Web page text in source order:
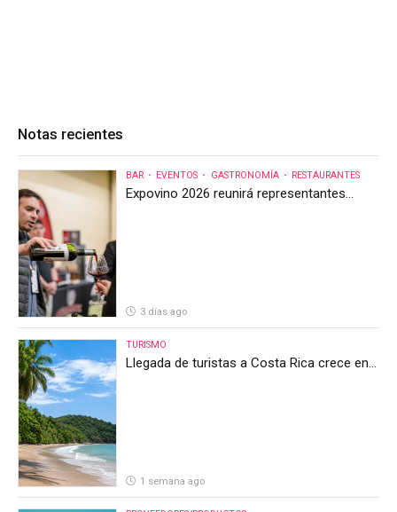
Notas recientes
BAR EVENTOS GASTRONOMÍA RESTAURANTES
Expovino 2026 reunirá representantes
3 días ago
TURISMO
Llegada de turistas a Costa Rica crece en
1 semana ago